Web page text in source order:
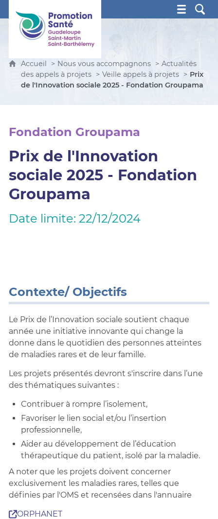
Promotion Santé Guadeloupe, Saint-Martin, Saint
Accueil Nous vous accompagnons
Actualités
des appels à projets
Veille appels à projets
Prix
de l'Innovation sociale 2025 - Fondation Groupama
Fondation Groupama
Prix de l'Innovation
sociale 2025 - Fondation
Groupama
Date limite: 22/12/2024
Contexte/ Objectifs
Le Prix de l’Innovation sociale soutient chaque
année une initiative innovante qui change la
donne dans le quotidien des personnes atteintes
de maladies rares et de leur famille.
Les projets présentés devront s'inscrire dans l’une
des thématiques suivantes :
Contribuer à rompre l’isolement,
Favoriser le lien social et/ou l’insertion
professionnelle,
Aider au développement de l’éducation
thérapeutique du patient, isolé par la maladie.
A noter que les projets doivent concerner
exclusivement les maladies rares, telles que
définies par l'OMS et recensées dans l'annuaire
ORPHANET